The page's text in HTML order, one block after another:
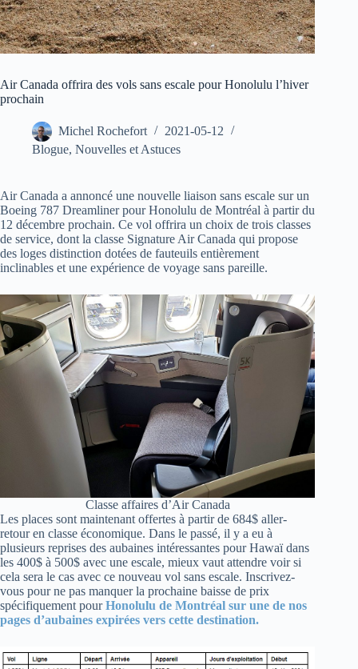
Air Canada offrira des vols sans escale pour Honolulu l’hiver
prochain
Michel Rochefort
2021-05-12
Blogue, Nouvelles et Astuces
Air Canada a annoncé une nouvelle liaison sans escale sur un
Boeing 787 Dreamliner pour Honolulu de Montréal à partir du
12 décembre prochain. Ce vol offrira un choix de trois classes
de service, dont la classe Signature Air Canada qui propose
des loges distinction dotées de fauteuils entièrement
inclinables et une expérience de voyage sans pareille.
Classe affaires d’Air Canada
Les places sont maintenant offertes à partir de 684$ aller-
retour en classe économique. Dans le passé, il y a eu à
plusieurs reprises des aubaines intéressantes pour Hawaï dans
les 400$ à 500$ avec une escale, mieux vaut attendre voir si
cela sera le cas avec ce nouveau vol sans escale. Inscrivez-
vous pour ne pas manquer la prochaine baisse de prix
spécifiquement pourHonolulu de Montréal sur une de nos
pages d’aubaines expirées vers cette destination.